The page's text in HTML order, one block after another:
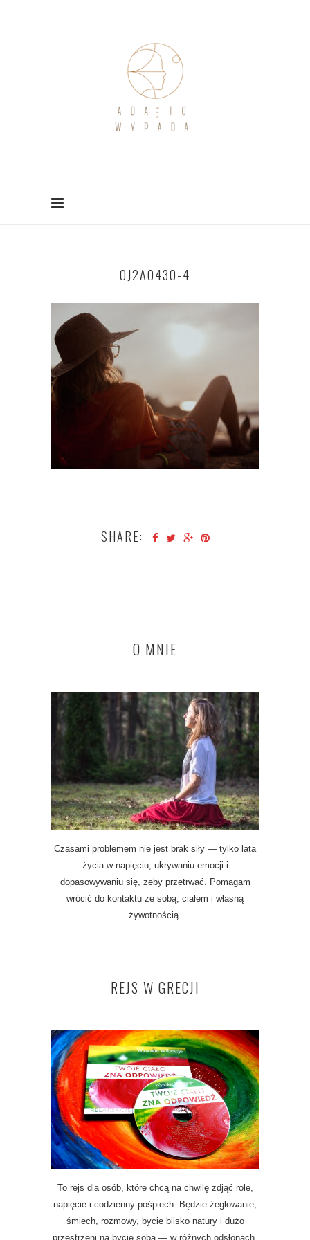
0J2A0430-4
SHARE:
O MNIE
Czasami problemem nie jest brak siły — tylko lata
życia w napięciu, ukrywaniu emocji i
dopasowywaniu się, żeby przetrwać. Pomagam
wrócić do kontaktu ze sobą, ciałem i własną
żywotnością.
REJS W GRECJI
To rejs dla osób, które chcą na chwilę zdjąć role,
napięcie i codzienny pośpiech. Będzie żeglowanie,
śmiech, rozmowy, bycie blisko natury i dużo
przestrzeni na bycie sobą — w różnych odsłonach.